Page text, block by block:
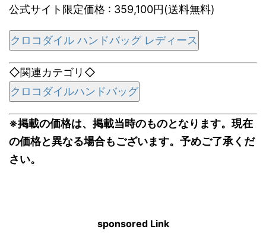
公式サイト限定価格 : 359,100円(送料無料)
クロコダイル ハンドバッグ レディース
◇関連カテゴリ◇
クロコダイルハンドバッグ
※掲載の価格は、掲載当時のものとなります。現在
の価格と異なる場合もございます。予めご了承くだ
さい。
sponsored Link